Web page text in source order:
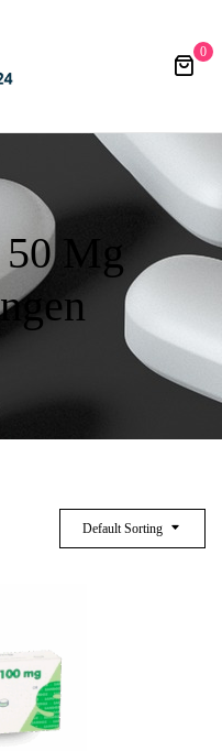
0
Mg
Default Sorting